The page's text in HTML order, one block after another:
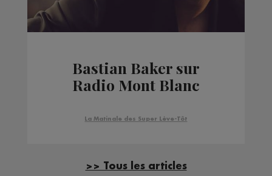
Bastian Baker sur
Radio Mont Blanc
La Matinale des Super Lève-Tôt
>> Tous les articles